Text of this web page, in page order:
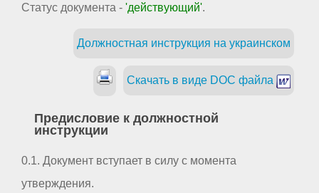
Статус документа - 'действующий'.
Должностная инструкция на украинском
Скачать в виде DOC файла
Предисловие к должностной
инструкции
0.1. Документ вступает в силу с момента
утверждения.